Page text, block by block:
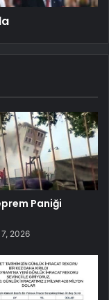
Paniği
2026